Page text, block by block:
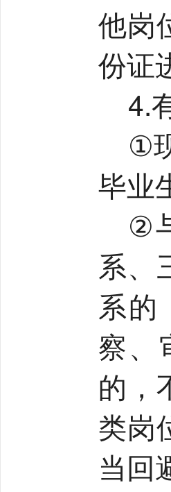
他岗
份证
4.
①
毕业
②
系、
系的
察、
的，
类岗
当回